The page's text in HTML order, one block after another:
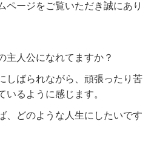
ページをご覧いただき誠にあり
主人公になれてますか？
しばられながら、頑張ったり苦
いるように感じます。
、どのような人生にしたいです